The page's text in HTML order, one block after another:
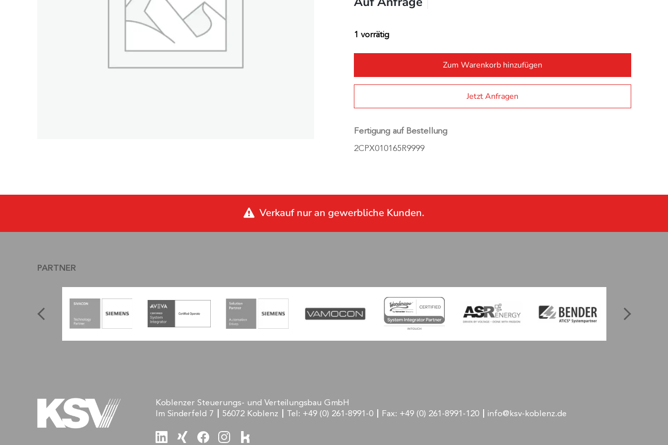
1 vorrätig
Zum Warenkorb hinzufügen
Jetzt Anfragen
Fertigung auf Bestellung
2CPX010165R9999
Verkauf nur an gewerbliche Kunden.
PARTNER
Koblenzer Steuerungs- und Verteilungsbau GmbH
Im Sinderfeld 7
56072 Koblenz Tel: +49 (0) 261-8991-0 Fax: +49 (0) 261-8991-120 info@ksv-koblenz.de